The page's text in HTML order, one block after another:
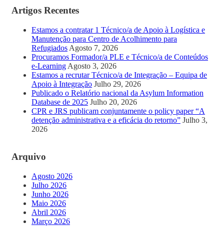
Artigos Recentes
Estamos a contratar 1 Técnico/a de Apoio à Logística e
Manutenção para Centro de Acolhimento para
Refugiados Agosto 7, 2026
Procuramos Formador/a PLE e Técnico/a de Conteúdos
e-Learning Agosto 3, 2026
Estamos a recrutar Técnico/a de Integração – Equipa de
Apoio à Integração Julho 29, 2026
Publicado o Relatório nacional da Asylum Information
Database de 2025 Julho 20, 2026
CPR e JRS publicam conjuntamente o policy paper “A
detenção administrativa e a eficácia do retorno” Julho 3,
2026
Arquivo
Agosto 2026
Julho 2026
Junho 2026
Maio 2026
Abril 2026
Março 2026